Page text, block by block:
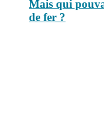
Mais qui
de fer ?